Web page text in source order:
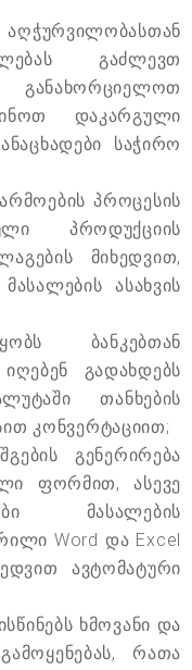
გაძლევთ
დაკარგული
საჭირო
პროცესის
პროდუქციის
მიხედვით,
ასახვის
ბანკებთან
გადახდებს
თანხების
კონვერტაციით;
გენერირება
ფორმით, ასევე
მასალების
Word და Excel
ავტომატური
ხმოვანი და
რათა